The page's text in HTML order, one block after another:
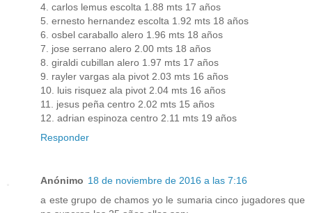
4. carlos lemus escolta 1.88 mts 17 años
5. ernesto hernandez escolta 1.92 mts 18 años
6. osbel caraballo alero 1.96 mts 18 años
7. jose serrano alero 2.00 mts 18 años
8. giraldi cubillan alero 1.97 mts 17 años
9. rayler vargas ala pivot 2.03 mts 16 años
10. luis risquez ala pivot 2.04 mts 16 años
11. jesus peña centro 2.02 mts 15 años
12. adrian espinoza centro 2.11 mts 19 años
Responder
Anónimo 18 de noviembre de 2016 a las 7:16
a este grupo de chamos yo le sumaria cinco jugadores que